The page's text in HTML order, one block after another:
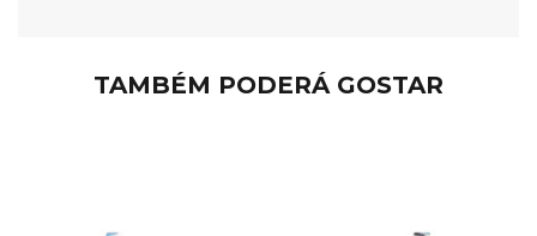
TAMBÉM PODERÁ GOSTAR